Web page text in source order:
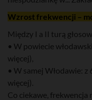
Wzrost frekwencji –
Między I a II turą
• W powiecie
więcej),
• W samej Włodawie:
więcej).
Co ciekawe, frekwencja